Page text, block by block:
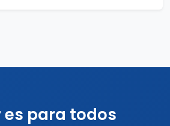
es para todos